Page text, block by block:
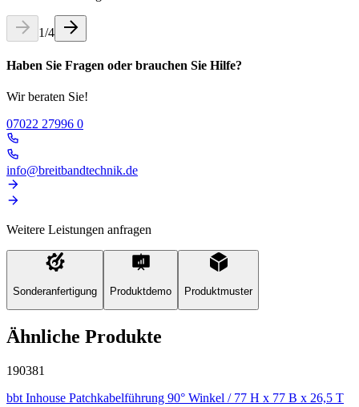
1/4
Haben Sie Fragen oder brauchen Sie Hilfe?
Wir beraten Sie!
07022 27996 0
info@breitbandtechnik.de
Weitere Leistungen anfragen
Sonderanfertigung Produktdemo Produktmuster
Ähnliche Produkte
190381
bbt Inhouse Patchkabelführung 90° Winkel / 77 H x 77 B x 26,5 T